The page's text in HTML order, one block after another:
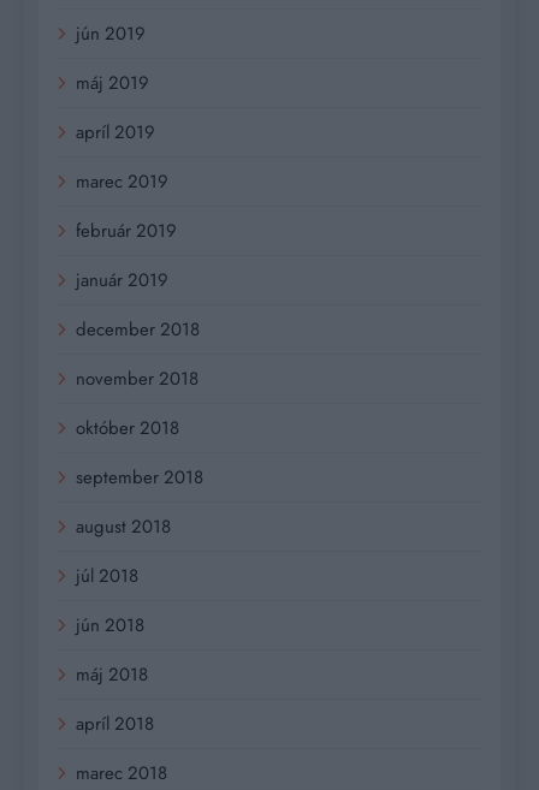
jún 2019
máj 2019
apríl 2019
marec 2019
február 2019
január 2019
december 2018
november 2018
október 2018
september 2018
august 2018
júl 2018
jún 2018
máj 2018
apríl 2018
marec 2018